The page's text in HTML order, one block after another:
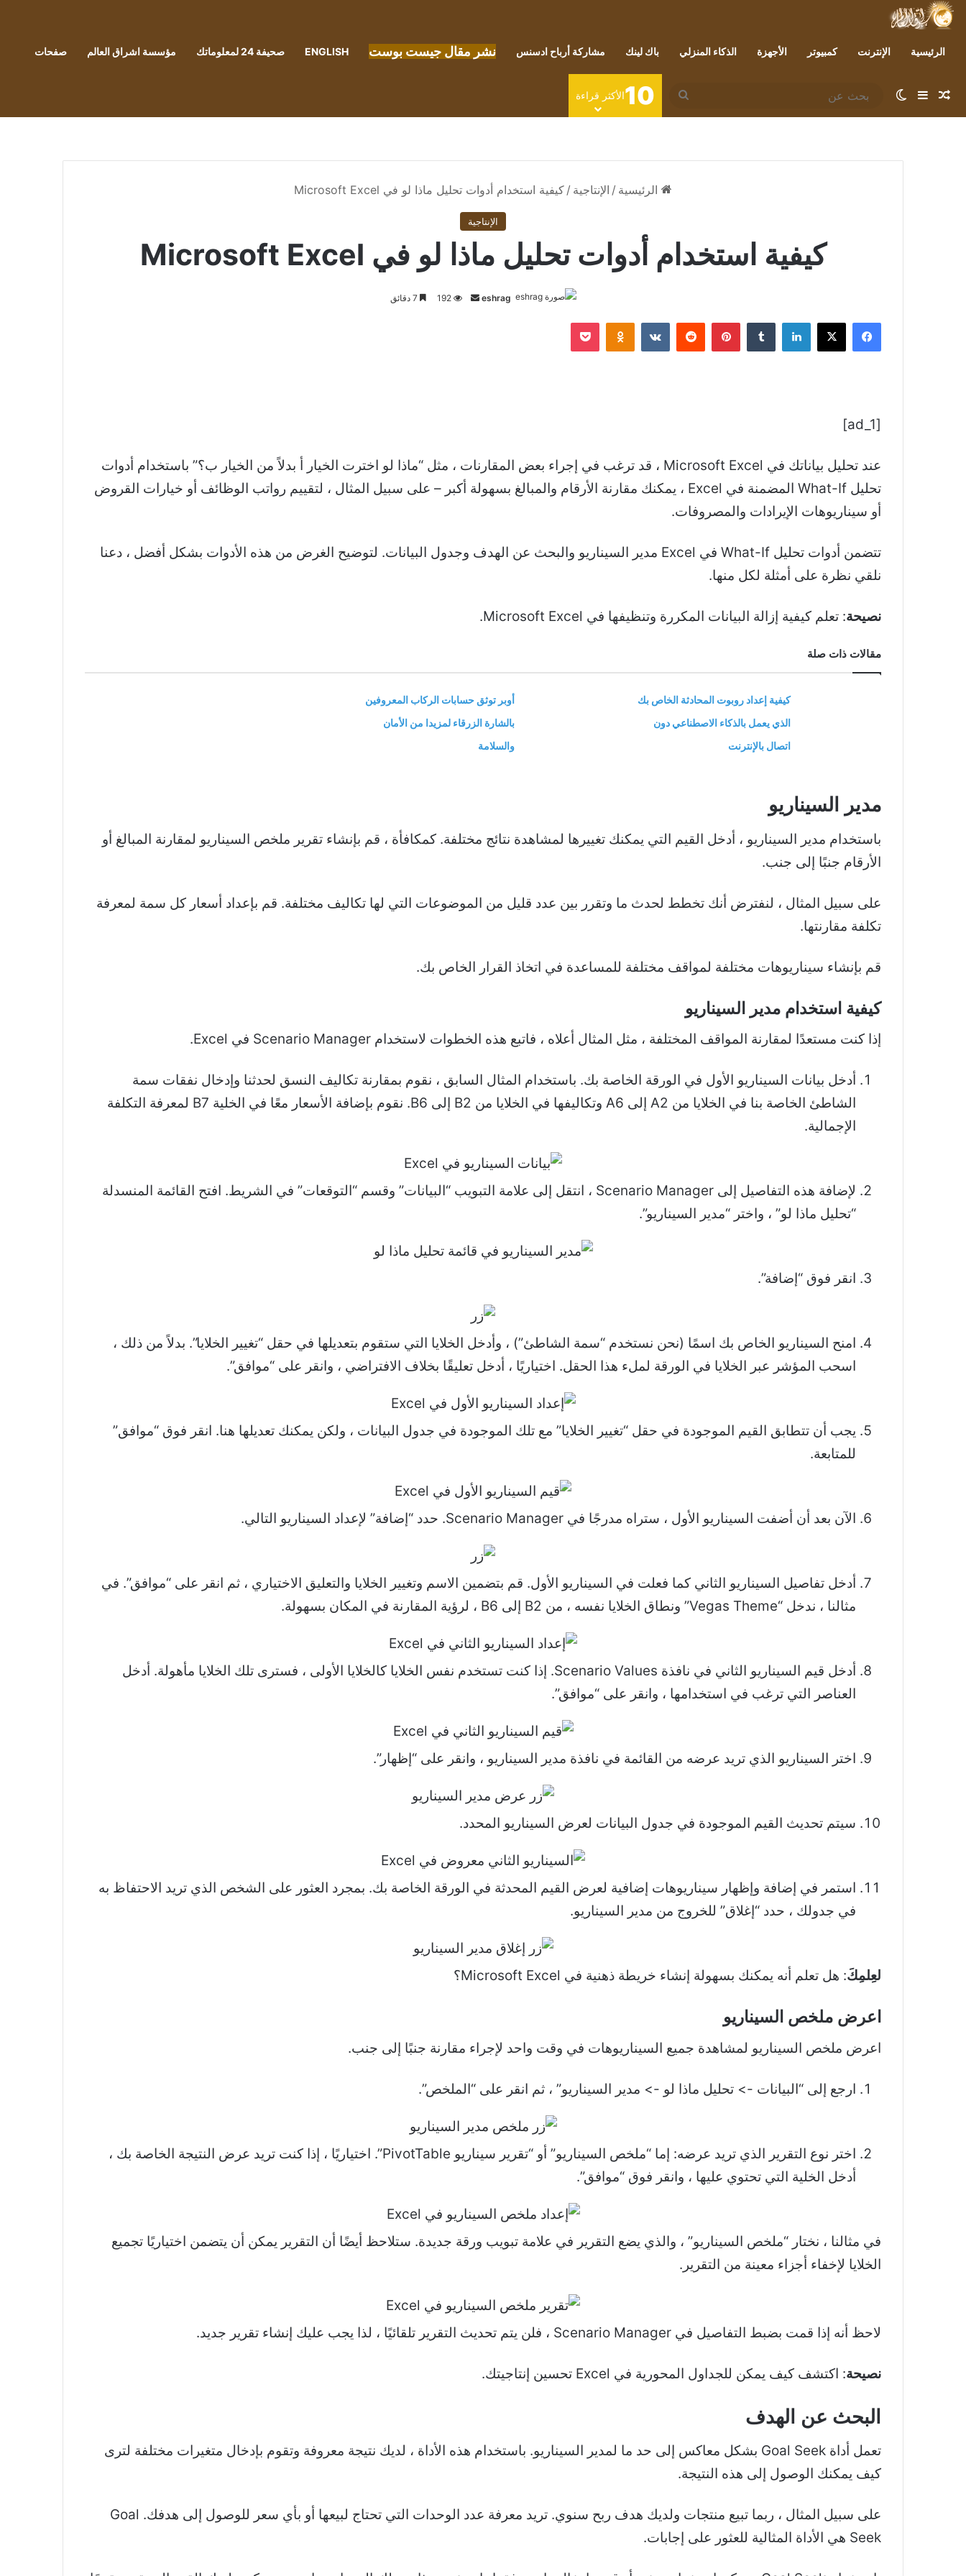
الرئيسية الإنترنت كمبيوتر الأجهزة الذكاء المنزلي باك لينك مشاركة أرباح ادسنس نشر مقال جيست بوست ENGLISH صحيفة 24 لمعلوماتك مؤسسة اشراق العالم صفحات
مقال عشوائي
إضافة عمود جانبي
الوضع المظلم
بحث
عن
10الأكثر قراءة
الرئيسية / الإنتاجية / كيفية استخدام أدوات تحليل ماذا لو في Microsoft Excel
الإنتاجية
كيفية استخدام أدوات تحليل ماذا لو في Microsoft Excel
eshrag
أرسل192
فيسبوك
‫X لينكدإن بينتيريست Odnoklassniki
‫Pocket
[ad_1]
عند تحليل بياناتك في Microsoft Excel ، قد ترغب في إجراء بعض المقارنات ، مثل “ماذا لو اخترت الخيار أ بدلاً من الخيار ب؟” باستخدام أدوات
تحليل What-If المضمنة في Excel ، يمكنك مقارنة الأرقام والمبالغ بسهولة أكبر – على سبيل المثال ، لتقييم رواتب الوظائف أو خيارات القروض
أو سيناريوهات الإيرادات والمصروفات.
تتضمن أدوات تحليل What-If في Excel مدير السيناريو والبحث عن الهدف وجدول البيانات. لتوضيح الغرض من هذه الأدوات بشكل أفضل ، دعنا
نلقي نظرة على أمثلة لكل منها.
نصيحة: تعلم كيفية إزالة البيانات المكررة وتنظيفها في Microsoft Excel.
مقالات ذات صلة
كيفية إعداد روبوت المحادثة الخاص بك
الذي يعمل بالذكاء الاصطناعي دون
اتصال بالإنترنت
أوبر توثق حسابات الركاب المعروفين
بالشارة الزرقاء لمزيدا من الأمان
والسلامة
مدير السيناريو
باستخدام مدير السيناريو ، أدخل القيم التي يمكنك تغييرها لمشاهدة نتائج مختلفة. كمكافأة ، قم بإنشاء تقرير ملخص السيناريو لمقارنة المبالغ أو
الأرقام جنبًا إلى جنب.
على سبيل المثال ، لنفترض أنك تخطط لحدث ما وتقرر بين عدد قليل من الموضوعات التي لها تكاليف مختلفة. قم بإعداد أسعار كل سمة لمعرفة
تكلفة مقارنتها.
قم بإنشاء سيناريوهات مختلفة لمواقف مختلفة للمساعدة في اتخاذ القرار الخاص بك.
كيفية استخدام مدير السيناريو
إذا كنت مستعدًا لمقارنة المواقف المختلفة ، مثل المثال أعلاه ، فاتبع هذه الخطوات لاستخدام Scenario Manager في Excel.
أدخل بيانات السيناريو الأول في الورقة الخاصة بك. باستخدام المثال السابق ، نقوم بمقارنة تكاليف النسق لحدثنا وإدخال نفقات سمة
الشاطئ الخاصة بنا في الخلايا من A2 إلى A6 وتكاليفها في الخلايا من B2 إلى B6. نقوم بإضافة الأسعار معًا في الخلية B7 لمعرفة التكلفة
الإجمالية.
لإضافة هذه التفاصيل إلى Scenario Manager ، انتقل إلى علامة التبويب “البيانات” وقسم “التوقعات” في الشريط. افتح القائمة المنسدلة
“تحليل ماذا لو” ، واختر “مدير السيناريو”.
انقر فوق “إضافة”.
امنح السيناريو الخاص بك اسمًا (نحن نستخدم “سمة الشاطئ”) ، وأدخل الخلايا التي ستقوم بتعديلها في حقل “تغيير الخلايا”. بدلاً من ذلك ،
اسحب المؤشر عبر الخلايا في الورقة لملء هذا الحقل. اختياريًا ، أدخل تعليقًا بخلاف الافتراضي ، وانقر على “موافق”.
يجب أن تتطابق القيم الموجودة في حقل “تغيير الخلايا” مع تلك الموجودة في جدول البيانات ، ولكن يمكنك تعديلها هنا. انقر فوق “موافق”
للمتابعة.
الآن بعد أن أضفت السيناريو الأول ، ستراه مدرجًا في Scenario Manager. حدد “إضافة” لإعداد السيناريو التالي.
أدخل تفاصيل السيناريو الثاني كما فعلت في السيناريو الأول. قم بتضمين الاسم وتغيير الخلايا والتعليق الاختياري ، ثم انقر على “موافق”. في
مثالنا ، ندخل “Vegas Theme” ونطاق الخلايا نفسه ، من B2 إلى B6 ، لرؤية المقارنة في المكان بسهولة.
أدخل قيم السيناريو الثاني في نافذة Scenario Values. إذا كنت تستخدم نفس الخلايا كالخلايا الأولى ، فسترى تلك الخلايا مأهولة. أدخل
العناصر التي ترغب في استخدامها ، وانقر على “موافق”.
اختر السيناريو الذي تريد عرضه من القائمة في نافذة مدير السيناريو ، وانقر على “إظهار”.
سيتم تحديث القيم الموجودة في جدول البيانات لعرض السيناريو المحدد.
استمر في إضافة وإظهار سيناريوهات إضافية لعرض القيم المحدثة في الورقة الخاصة بك. بمجرد العثور على الشخص الذي تريد الاحتفاظ به
في جدولك ، حدد “إغلاق” للخروج من مدير السيناريو.
لعِلمِكَ: هل تعلم أنه يمكنك بسهولة إنشاء خريطة ذهنية في Microsoft Excel؟
اعرض ملخص السيناريو
اعرض ملخص السيناريو لمشاهدة جميع السيناريوهات في وقت واحد لإجراء مقارنة جنبًا إلى جنب.
ارجع إلى “البيانات -> تحليل ماذا لو -> مدير السيناريو” ، ثم انقر على “الملخص”.
اختر نوع التقرير الذي تريد عرضه: إما “ملخص السيناريو” أو “تقرير سيناريو PivotTable”. اختياريًا ، إذا كنت تريد عرض النتيجة الخاصة بك ،
أدخل الخلية التي تحتوي عليها ، وانقر فوق “موافق”.
في مثالنا ، نختار “ملخص السيناريو” ، والذي يضع التقرير في علامة تبويب ورقة جديدة. ستلاحظ أيضًا أن التقرير يمكن أن يتضمن اختياريًا تجميع
الخلايا لإخفاء أجزاء معينة من التقرير.
لاحظ أنه إذا قمت بضبط التفاصيل في Scenario Manager ، فلن يتم تحديث التقرير تلقائيًا ، لذا يجب عليك إنشاء تقرير جديد.
نصيحة: اكتشف كيف يمكن للجداول المحورية في Excel تحسين إنتاجيتك.
البحث عن الهدف
تعمل أداة Goal Seek بشكل معاكس إلى حد ما لمدير السيناريو. باستخدام هذه الأداة ، لديك نتيجة معروفة وتقوم بإدخال متغيرات مختلفة لترى
كيف يمكنك الوصول إلى هذه النتيجة.
على سبيل المثال ، ربما تبيع منتجات ولديك هدف ربح سنوي. تريد معرفة عدد الوحدات التي تحتاج لبيعها أو بأي سعر للوصول إلى هدفك. Goal
Seek هي الأداة المثالية للعثور على إجابات.